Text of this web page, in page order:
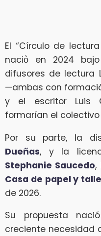
El “Círculo de
nació́ en 2024
difusores de lectura
—ambas con
y el escritor Luis
formarían el colectivo
Por su parte, la
Dueñas, y la
Stephanie Saucedo,
Casa de papel y
de 2026.
Su propuesta
creciente necesidad